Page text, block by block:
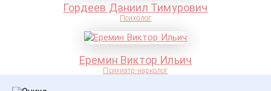
Гордеев Даниил Тимурович
Психолог
Еремин Виктор Ильич
Психиатр-нарколог